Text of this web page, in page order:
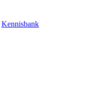
Kennisbank